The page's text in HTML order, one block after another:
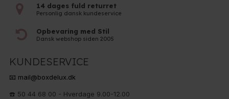
14 dages fuld returret
Personlig dansk kundeservice
Opbevaring med Stil
Dansk webshop siden 2005
KUNDESERVICE
📧 mail@boxdelux.dk
☎️ 50 44 68 00 - Hverdage 9.00-12.00